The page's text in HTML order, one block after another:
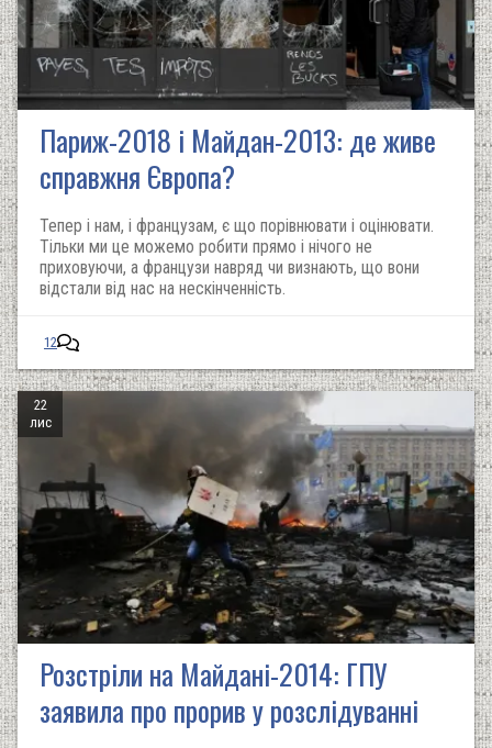
Париж-2018 і Майдан-2013: де живе
справжня Європа?
Тепер і нам, і французам, є що порівнювати і оцінювати.
Тільки ми це можемо робити прямо і нічого не
приховуючи, а французи навряд чи визнають, що вони
відстали від нас на нескінченність.
12
22
лис
Розстріли на Майдані-2014: ГПУ
заявила про прорив у розслідуванні